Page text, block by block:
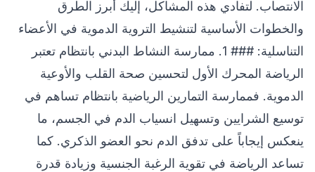
الانتصاب. لتفادي هذه المشاكل، إليك أبرز الطرق
والخطوات الأساسية لتنشيط التروية الدموية في الأعضاء
التناسلية: ### 1. ممارسة النشاط البدني بانتظام تعتبر
الرياضة المحرك الأول لتحسين صحة القلب والأوعية
الدموية. فممارسة التمارين الرياضية بانتظام تساهم في
توسيع الشرايين وتسهيل انسياب الدم في الجسم، ما
ينعكس إيجاباً على تدفق الدم نحو العضو الذكري. كما
تساعد الرياضة في تقوية الرغبة الجنسية وزيادة قدرة